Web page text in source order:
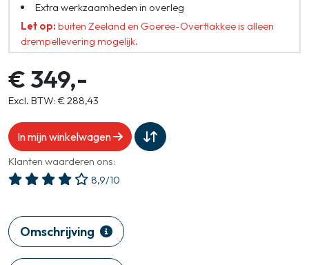
Extra werkzaamheden in overleg
Let op: buiten Zeeland en Goeree-Overflakkee is alleen
drempellevering mogelijk.
€ 349,-
Excl. BTW: € 288,43
In mijn winkelwagen
Klanten waarderen ons:
8,9/10
Omschrijving